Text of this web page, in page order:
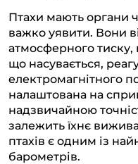
Птахи мають органи
важко уявити. Вони
атмосферного
що насувається,
електромагнітного
налаштована на
надзвичайною
залежить їхнє
птахів є одним із
барометрів.